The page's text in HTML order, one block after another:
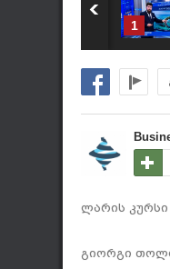
1
ლარის კურსი
გიორგი